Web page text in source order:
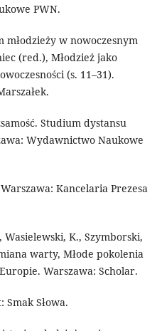
PWN.
młodzieży w nowoczesnym
(red.), Młodzież jako
(s. 11–31).
Studium dystansu
Wydawnictwo Naukowe
Kancelaria Prezesa
Wasielewski, K., Szymborski,
warty, Młode pokolenia
Warszawa: Scholar.
Smak Słowa.